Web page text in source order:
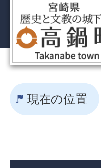
現在の位置